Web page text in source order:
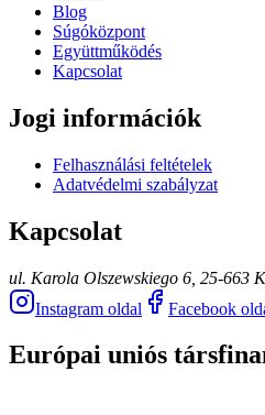
Blog
Súgóközpont
Együttműködés
Kapcsolat
Jogi információk
Felhasználási feltételek
Adatvédelmi szabályzat
Kapcsolat
ul. Karola Olszewskiego 6, 25-663
Instagram oldal
Facebook
Európai uniós